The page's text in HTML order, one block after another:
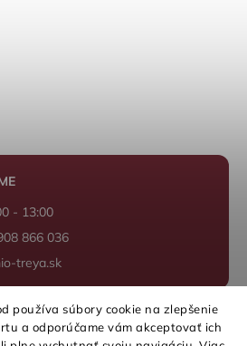
používa súbory cookie na zlepšenie
a odporúčame vám akceptovať ich
- 13:00
866 036
treya.sk